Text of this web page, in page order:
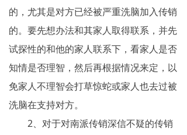
反传销论坛
反传销问答
的，尤其是对方已经被严重洗脑加入传销
的。要先想办法和其家人取得联系，并先
试探性的和他的家人联系下，看家人是否
知情是否理智，然后再根据情况来定，以
免家人不理智会打草惊蛇或家人也去过被
洗脑在支持对方。
2、对于对南派传销深信不疑的传销